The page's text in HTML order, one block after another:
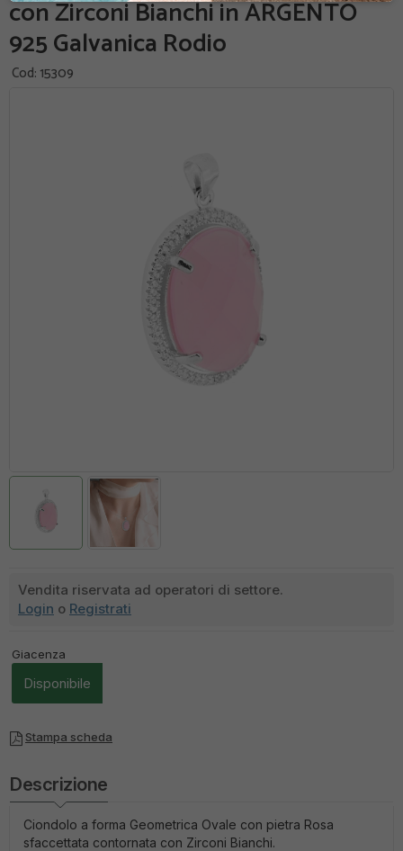
con Zirconi Bianchi in ARGENTO
925 Galvanica Rodio
Cod: 15309
Vendita riservata ad operatori di settore.
Login o Registrati
Giacenza
Disponibile
Stampa scheda
Descrizione
Ciondolo a forma Geometrica Ovale con pietra Rosa
sfaccettata contornata con Zirconi Bianchi.